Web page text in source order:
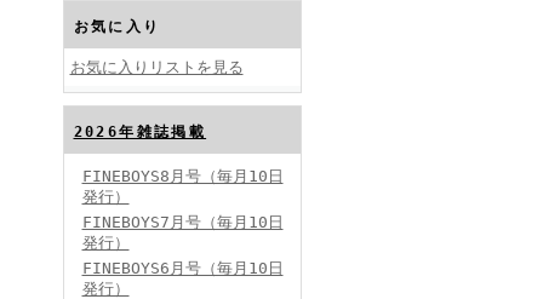
FINEBOYS2024年10月号
お気に入り
お気に入りリストを見る
2026年雑誌掲載
FINEBOYS8月号（毎月10日
発行）
FINEBOYS7月号（毎月10日
発行）
FINEBOYS6月号（毎月10日
発行）